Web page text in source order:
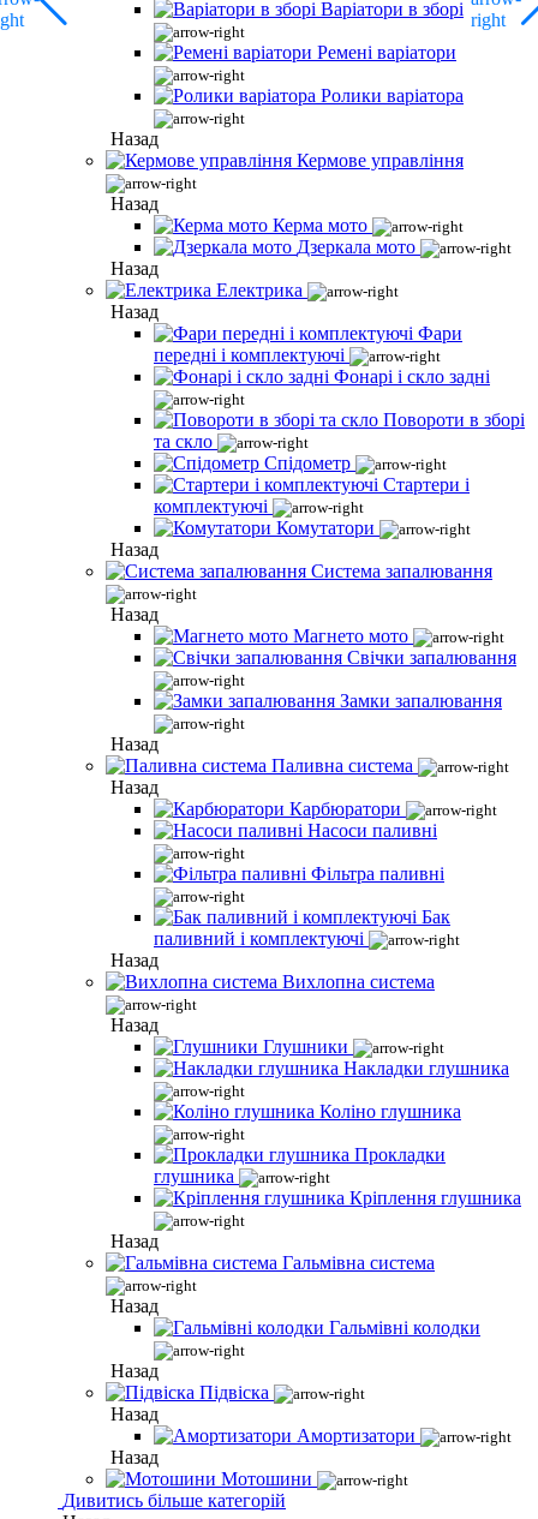
Варіатори в зборі
Ремені варіатори
Ролики варіатора
Назад
Кермове управління
Назад
Керма мото
Дзеркала мото
Назад
Електрика
Назад
Фари
передні і комплектуючі
Фонарі і скло задні
Повороти в зборі
та скло
Спідометр
Стартери і
комплектуючі
Комутатори
Назад
Система запалювання
Назад
Магнето мото
Свічки запалювання
Замки запалювання
Назад
Паливна система
Назад
Карбюратори
Насоси паливні
Фільтра паливні
Бак
паливний і комплектуючі
Назад
Вихлопна система
Назад
Глушники
Накладки глушника
Коліно глушника
Прокладки
глушника
Кріплення глушника
Назад
Гальмівна система
Назад
Гальмівні колодки
Назад
Підвіска
Назад
Амортизатори
Назад
Мотошини
Дивитись більше категорій